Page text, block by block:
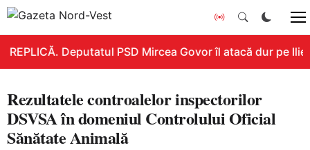
REPLICĂ. Deputatul PSD Mircea Govor îl atacă dur pe
Rezultatele controalelor inspectorilor
DSVSA în domeniul Controlului Oficial
Sănătate Animală